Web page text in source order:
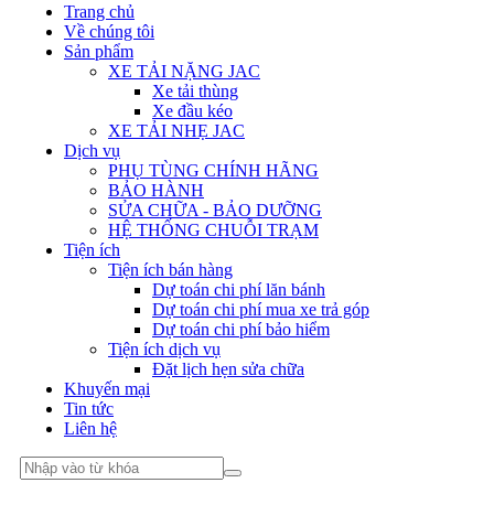
Trang chủ
Về chúng tôi
Sản phẩm
XE TẢI NẶNG JAC
Xe tải thùng
Xe đầu kéo
XE TẢI NHẸ JAC
Dịch vụ
PHỤ TÙNG CHÍNH HÃNG
BẢO HÀNH
SỬA CHỮA - BẢO DƯỠNG
HỆ THỐNG CHUỖI TRẠM
Tiện ích
Tiện ích bán hàng
Dự toán chi phí lăn bánh
Dự toán chi phí mua xe trả góp
Dự toán chi phí bảo hiểm
Tiện ích dịch vụ
Đặt lịch hẹn sửa chữa
Khuyến mại
Tin tức
Liên hệ